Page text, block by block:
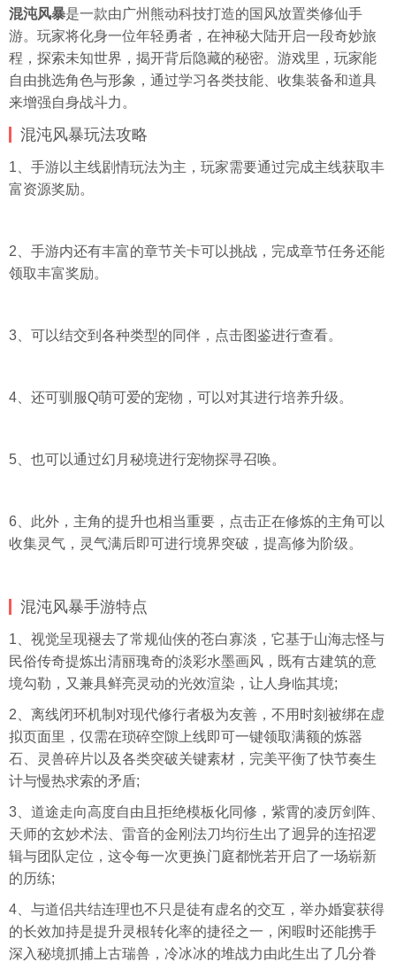
混沌风暴是一款由广州熊动科技打造的国风放置类修仙手
游。玩家将化身一位年轻勇者，在神秘大陆开启一段奇妙旅
程，探索未知世界，揭开背后隐藏的秘密。游戏里，玩家能
自由挑选角色与形象，通过学习各类技能、收集装备和道具
来增强自身战斗力。
混沌风暴玩法攻略
1、手游以主线剧情玩法为主，玩家需要通过完成主线获取丰
富资源奖励。
2、手游内还有丰富的章节关卡可以挑战，完成章节任务还能
领取丰富奖励。
3、可以结交到各种类型的同伴，点击图鉴进行查看。
4、还可驯服Q萌可爱的宠物，可以对其进行培养升级。
5、也可以通过幻月秘境进行宠物探寻召唤。
6、此外，主角的提升也相当重要，点击正在修炼的主角可以
收集灵气，灵气满后即可进行境界突破，提高修为阶级。
混沌风暴手游特点
1、视觉呈现褪去了常规仙侠的苍白寡淡，它基于山海志怪与
民俗传奇提炼出清丽瑰奇的淡彩水墨画风，既有古建筑的意
境勾勒，又兼具鲜亮灵动的光效渲染，让人身临其境;
2、离线闭环机制对现代修行者极为友善，不用时刻被绑在虚
拟页面里，仅需在琐碎空隙上线即可一键领取满额的炼器
石、灵兽碎片以及各类突破关键素材，完美平衡了快节奏生
计与慢热求索的矛盾;
3、道途走向高度自由且拒绝模板化同修，紫霄的凌厉剑阵、
天师的玄妙术法、雷音的金刚法刀均衍生出了迥异的连招逻
辑与团队定位，这令每一次更换门庭都恍若开启了一场崭新
的历练;
4、与道侣共结连理也不只是徒有虚名的交互，举办婚宴获得
的长效加持是提升灵根转化率的捷径之一，闲暇时还能携手
深入秘境抓捕上古瑞兽，冷冰冰的堆战力由此生出了几分眷